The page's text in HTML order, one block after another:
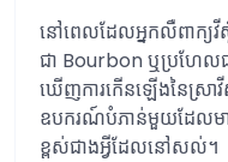
នៅពេលដែលអ្នកលឺពាក្យវីស្
ជា Bourbon ឬប្រហែលជ
ឃើញការកើនឡើងនៃស្រា
ឧបករណ៍បំភាន់មួយដែលម
ខ្ពស់ជាងអ្វីដែលនៅសល់។